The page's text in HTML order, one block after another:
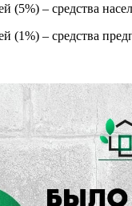
(5%) – средства
(1%) – средства